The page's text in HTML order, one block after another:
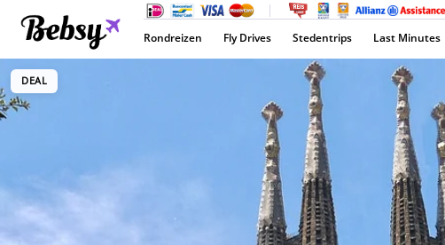
Rondreizen Fly Drives Stedentrips Last Minutes
DEAL